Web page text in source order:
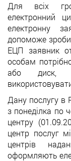
Для всіх
електронний
електронну
допоможе
ЕЦП заявник
особам
або диск,
Дану послугу в
з понеділка по
центру
центр послуг
центрів
оформляють